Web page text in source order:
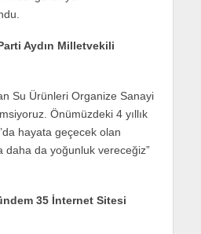
Aydın Milletvekili
Su Ürünleri Organize Sanayi
Önümüzdeki 4 yıllık
hayata geçecek olan
daha da yoğunluk vereceğiz”
35 İnternet Sitesi